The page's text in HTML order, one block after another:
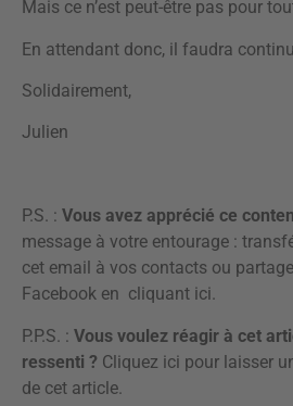
Mais ce n’est peut-être pas pour
En attendant donc, il faudra
Solidairement,
Julien
P.S. : Vous avez apprécié ce
message à votre entourage :
cet email à vos contacts ou
Facebook en cliquant ici.
P.P.S. : Vous voulez réagir à cet
ressenti ? Cliquez ici pour laisser
de cet article.